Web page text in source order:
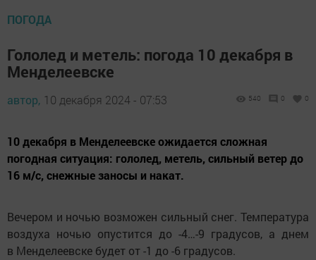
ПОГОДА
Гололед и метель: погода 10 декабря в
Менделеевске
автор, 10 декабря 2024 - 07:53 540 0 0
10 декабря в Менделеевске ожидается сложная
погодная ситуация: гололед, метель, сильный ветер до
16 м/с, снежные заносы и накат.
Вечером и ночью возможен сильный снег. Температура
воздуха ночью опустится до -4…-9 градусов, а днем
в Менделеевске будет от -1 до -6 градусов.